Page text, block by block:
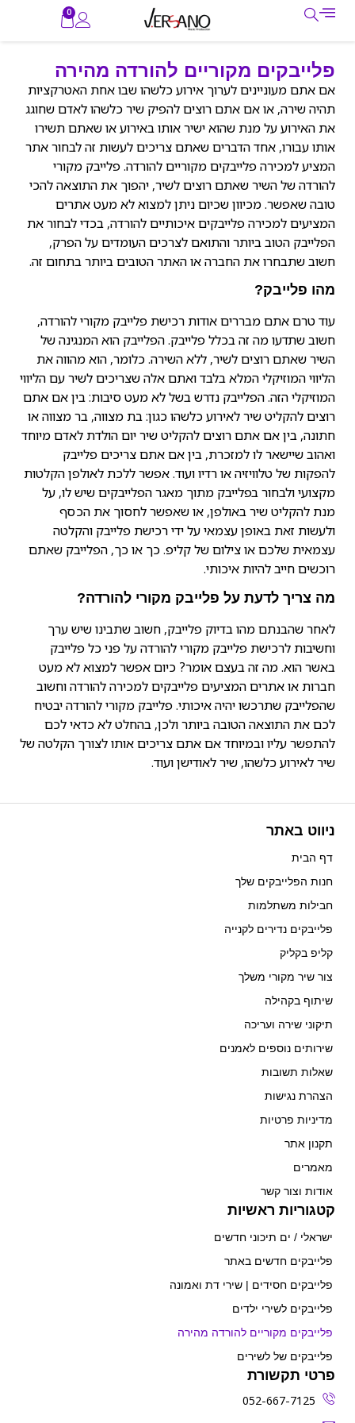
0
פלייבקים מקוריים להורדה מהירה
אם אתם מעוניינים לערוך אירוע כלשהו שבו אחת האטרקציות
תהיה שירה, או אם אתם רוצים להפיק שיר כלשהו לאדם שחוגג
את האירוע על מנת שהוא ישיר אותו באירוע או שאתם תשירו
אותו עבורו, אחד הדברים שאתם צריכים לעשות זה לבחור אתר
המציע למכירה פלייבקים מקוריים להורדה. פלייבק מקורי
להורדה של השיר שאתם רוצים לשיר, יהפוך את התוצאה להכי
טובה שאפשר. מכיוון שכיום ניתן למצוא לא מעט אתרים
המציעים למכירה פלייבקים איכותיים להורדה, בכדי לבחור את
הפלייבק הטוב ביותר והתואם לצרכים העומדים על הפרק,
חשוב שתבחרו את החברה או האתר הטובים ביותר בתחום זה.
מהו פלייבק?
עוד טרם אתם מבררים אודות רכישת פלייבק מקורי להורדה,
חשוב שתדעו מה זה בכלל פלייבק. הפלייבק הוא המנגינה של
השיר שאתם רוצים לשיר, ללא השירה. כלומר, הוא מהווה את
הליווי המוזיקלי המלא בלבד ואתם אלה שצריכים לשיר עם הליווי
המוזיקלי הזה. הפלייבק נדרש בשל לא מעט סיבות: בין אם אתם
רוצים להקליט שיר לאירוע כלשהו כגון: בת מצווה, בר מצווה או
חתונה, בין אם אתם רוצים להקליט שיר יום הולדת לאדם מיוחד
ואהוב שיישאר לו למזכרת, בין אם אתם צריכים פלייבק
להפקות של טלוויזיה או רדיו ועוד. אפשר ללכת לאולפן הקלטות
מקצועי ולבחור בפלייבק מתוך מאגר הפלייבקים שיש לו, על
מנת להקליט שיר באולפן, או שאפשר לחסוך את הכסף
ולעשות זאת באופן עצמאי על ידי רכישת פלייבק והקלטה
עצמאית שלכם או צילום של קליפ. כך או כך, הפלייבק שאתם
רוכשים חייב להיות איכותי.
מה צריך לדעת על פלייבק מקורי להורדה?
לאחר שהבנתם מהו בדיוק פלייבק, חשוב שתבינו שיש ערך
וחשיבות לרכישת פלייבק מקורי להורדה על פני כל פלייבק
באשר הוא. מה זה בעצם אומר? כיום אפשר למצוא לא מעט
חברות או אתרים המציעים פלייבקים למכירה להורדה וחשוב
שהפלייבק שתרכשו יהיה איכותי. פלייבק מקורי להורדה יבטיח
לכם את התוצאה הטובה ביותר ולכן, בהחלט לא כדאי לכם
להתפשר עליו ובמיוחד אם אתם צריכים אותו לצורך הקלטה של
שיר לאירוע כלשהו, שיר לאודישן ועוד.
ניווט באתר
דף הבית
חנות הפלייבקים שלך
חבילות משתלמות
פלייבקים נדירים לקנייה
קליפ בקליק
צור שיר מקורי משלך
שיתוף בקהילה
תיקוני שירה ועריכה
שירותים נוספים לאמנים
שאלות תשובות
הצהרת נגישות
מדיניות פרטיות
תקנון אתר
מאמרים
אודות וצור קשר
קטגוריות ראשיות
ישראלי / ים תיכוני חדשים
פלייבקים חדשים באתר
פלייבקים חסידים | שירי דת ואמונה
פלייבקים לשירי ילדים
פלייבקים מקוריים להורדה מהירה
פלייבקים של לשירים
פרטי תקשורת
052-667-7125